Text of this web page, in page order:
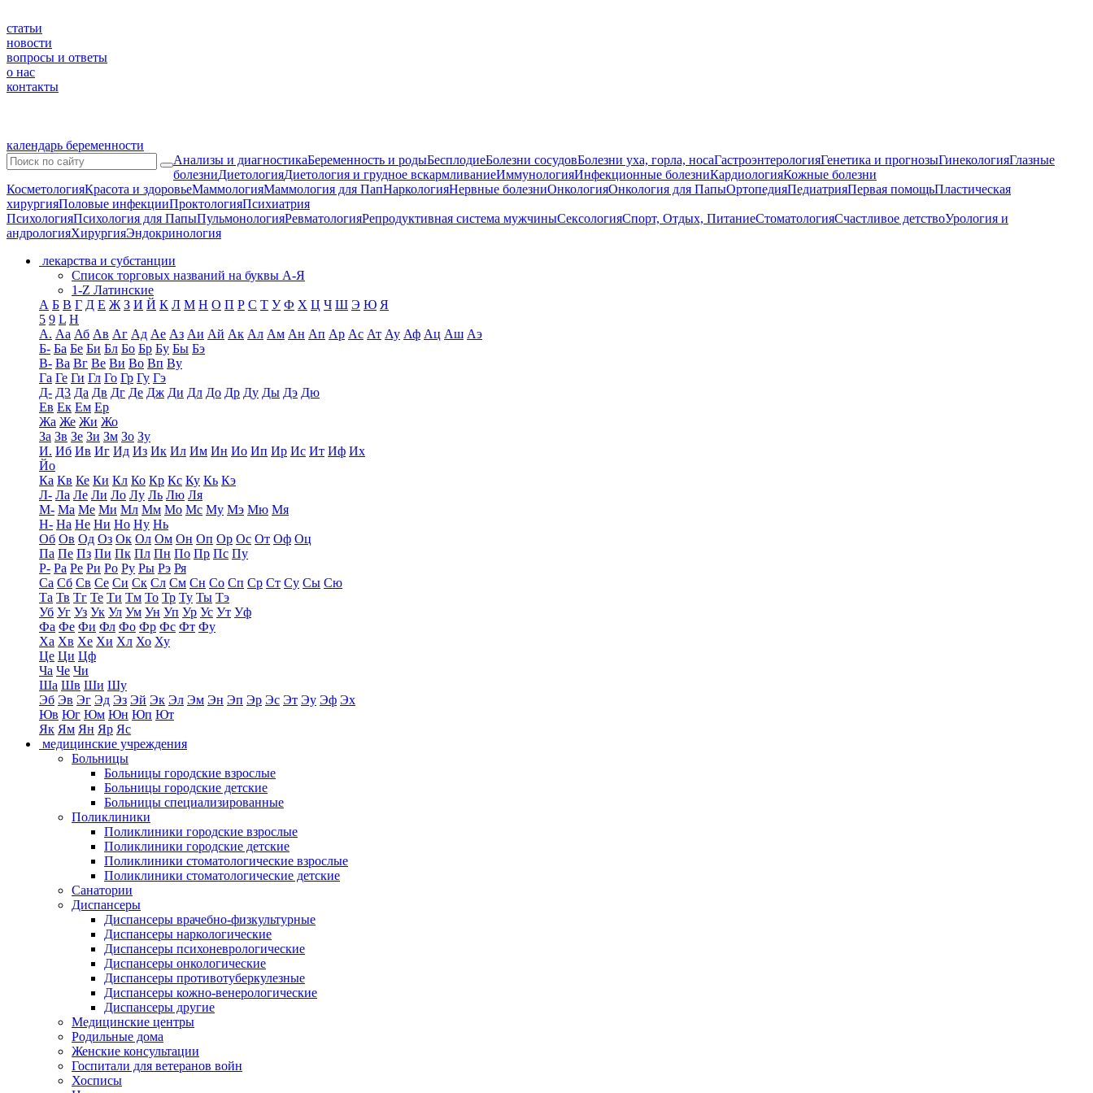
статьи
новости
вопросы и ответы
о нас
контакты
календарь беременности
Анализы и диагностикаБеременность и родыБесплодиеБолезни сосудовБолезни уха, горла, носаГастроэнтерологияГенетика и прогнозыГинекологияГлазные
болезниДиетологияДиетология и грудное вскармливаниеИммунологияИнфекционные болезниКардиологияКожные болезни
КосметологияКрасота и здоровьеМаммологияМаммология для ПапНаркологияНервные болезниОнкологияОнкология для ПапыОртопедияПедиатрияПервая помощьПластическая
хирургияПоловые инфекцииПроктологияПсихиатрия
ПсихологияПсихология для ПапыПульмонологияРевматологияРепродуктивная система мужчиныСексологияСпорт, Отдых, ПитаниеСтоматологияСчастливое детствоУрология и
андрологияХирургияЭндокринология
лекарства и субстанции
Список торговых названий на буквы А-Я
1-Z Латинские
А Б В Г Д Е Ж З И Й К Л М Н О П Р С Т У Ф Х Ц Ч Ш Э Ю Я
5 9 L H
А. Аа Аб Ав Аг Ад Ае Аз Аи Ай Ак Ал Ам Ан Ап Ар Ас Ат Ау Аф Ац Аш Аэ
Б- Ба Бе Би Бл Бо Бр Бу Бы Бэ
В- Ва Вг Ве Ви Во Вп Ву
Га Ге Ги Гл Го Гр Гу Гэ
Д- Д3 Да Дв Дг Де Дж Ди Дл До Др Ду Ды Дэ Дю
Ев Ек Ем Ер
Жа Же Жи Жо
За Зв Зе Зи Зм Зо Зу
И. Иб Ив Иг Ид Из Ик Ил Им Ин Ио Ип Ир Ис Ит Иф Их
Йо
Ка Кв Ке Ки Кл Ко Кр Кс Ку Кь Кэ
Л- Ла Ле Ли Ло Лу Ль Лю Ля
М- Ма Ме Ми Мл Мм Мо Мс Му Мэ Мю Мя
Н- На Не Ни Но Ну Нь
Об Ов Од Оз Ок Ол Ом Он Оп Ор Ос От Оф Оц
Па Пе Пз Пи Пк Пл Пн По Пр Пс Пу
Р- Ра Ре Ри Ро Ру Ры Рэ Ря
Са Сб Св Се Си Ск Сл См Сн Со Сп Ср Ст Су Сы Сю
Та Тв Тг Те Ти Тм То Тр Ту Ты Тэ
Уб Уг Уз Ук Ул Ум Ун Уп Ур Ус Ут Уф
Фа Фе Фи Фл Фо Фр Фс Фт Фу
Ха Хв Хе Хи Хл Хо Ху
Це Ци Цф
Ча Че Чи
Ша Шв Ши Шу
Эб Эв Эг Эд Эз Эй Эк Эл Эм Эн Эп Эр Эс Эт Эу Эф Эх
Юв Юг Юм Юн Юп Ют
Як Ям Ян Яр Яс
медицинские учреждения
Больницы
Больницы городские взрослые
Больницы городские детские
Больницы специализированные
Поликлиники
Поликлиники городские взрослые
Поликлиники городские детские
Поликлиники стоматологические взрослые
Поликлиники стоматологические детские
Санатории
Диспансеры
Диспансеры врачебно-физкультурные
Диспансеры наркологические
Диспансеры психоневрологические
Диспансеры онкологические
Диспансеры противотуберкулезные
Диспансеры кожно-венерологические
Диспансеры другие
Медицинские центры
Родильные дома
Женские консультации
Госпитали для ветеранов войн
Хосписы